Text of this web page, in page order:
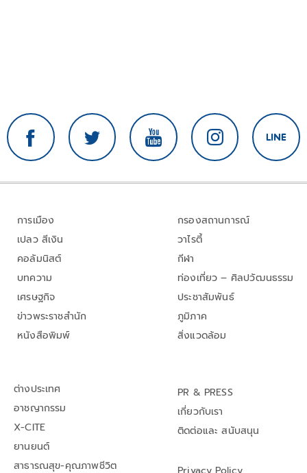
การเมือง
เปลว สีเงิน
คอลัมนิสต์
บทความ
เศรษฐกิจ
ข่าวพระราชสำนัก
หนังสือพิมพ์
กรองสถานการณ์
วาไรตี้
กีฬา
ท่องเที่ยว – ศิลปวัฒนธรรม
ประชาสัมพันธ์
ภูมิภาค
สิ่งแวดล้อม
ต่างประเทศ
อาชญากรรม
X-CITE
ยานยนต์
สาธารณสุข-คุณภาพชีวิต
PR & PRESS
เกี่ยวกับเรา
ติดต่อและ สนับสนุน